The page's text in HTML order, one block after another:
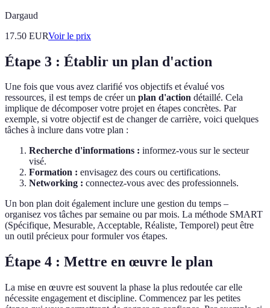
Dargaud
17.50 EURVoir le prix
Étape 3 : Établir un plan d'action
Une fois que vous avez clarifié vos objectifs et évalué vos
ressources, il est temps de créer un plan d'action détaillé. Cela
implique de décomposer votre projet en étapes concrètes. Par
exemple, si votre objectif est de changer de carrière, voici quelques
tâches à inclure dans votre plan :
Recherche d'informations : informez-vous sur le secteur
visé.
Formation : envisagez des cours ou certifications.
Networking : connectez-vous avec des professionnels.
Un bon plan doit également inclure une gestion du temps –
organisez vos tâches par semaine ou par mois. La méthode SMART
(Spécifique, Mesurable, Acceptable, Réaliste, Temporel) peut être
un outil précieux pour formuler vos étapes.
Étape 4 : Mettre en œuvre le plan
La mise en œuvre est souvent la phase la plus redoutée car elle
nécessite engagement et discipline. Commencez par les petites